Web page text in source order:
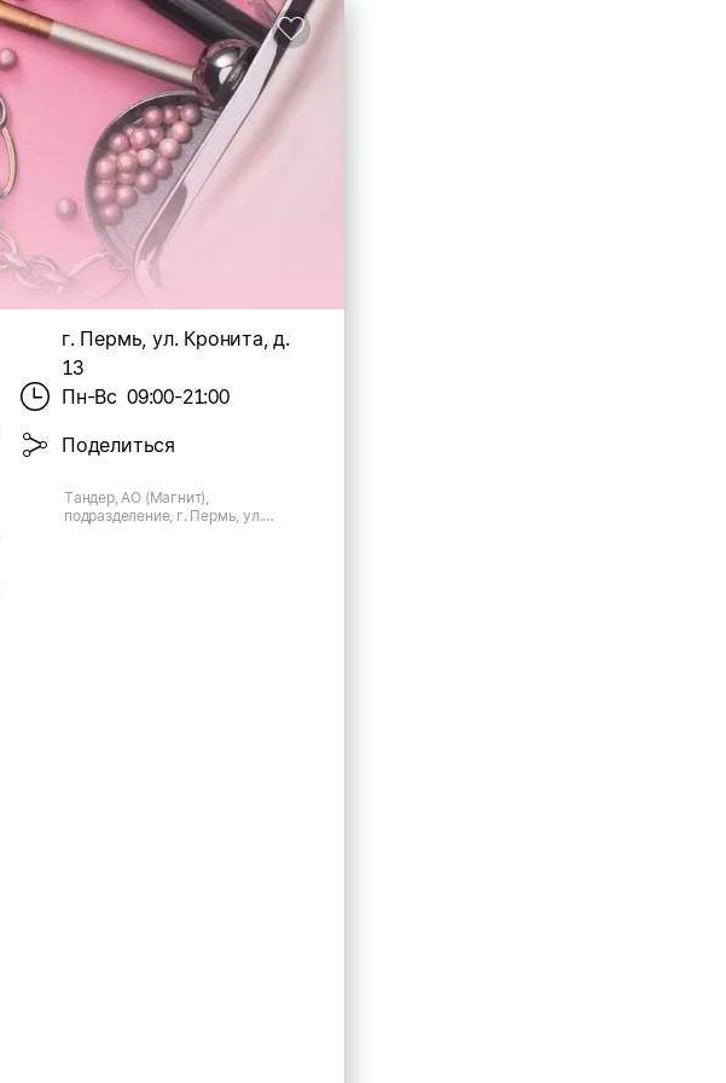
г. Пермь, ул. Кронита, д.
13
Пн-Вс 09:00-21:00
Поделиться
Тандер, АО (Магнит),
подразделение, г. Пермь, ул.